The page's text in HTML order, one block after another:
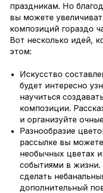
праздникам. Но
вы можете
композиций гораздо
Вот несколько идей,
этом:
Искусство
будет интересно
научиться
композиции.
и организуйте
Разнообразие
рассылке вы
необычных цветах
событиями в
сделать
дополнительный